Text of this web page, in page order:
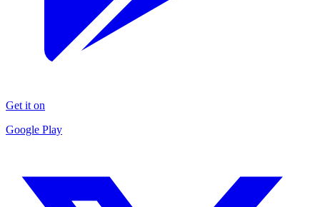
Get it on
Google Play